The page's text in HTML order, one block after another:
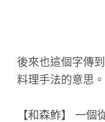
後來也這個字傳
料理手法的意思。
【和森鮓】 一個